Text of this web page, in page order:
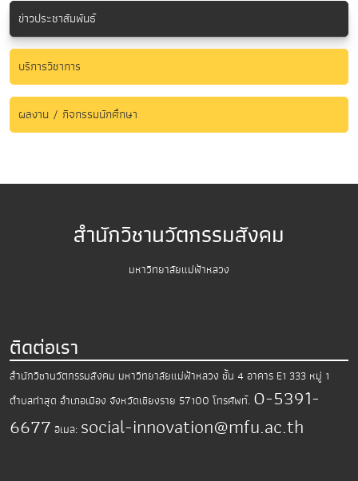
ข่าวประชาสัมพันธ์
บริการวิชาการ
ผลงาน / กิจกรรมนักศึกษา
สำนักวิชานวัตกรรมสังคม
มหาวิทยาลัยแม่ฟ้าหลวง
ติดต่อเรา
สำนักวิชานวัตกรรมสังคม มหาวิทยาลัยแม่ฟ้าหลวง ชั้น 4 อาคาร E1 333 หมู่ 1
ตำบลท่าสุด อำเภอเมือง จังหวัดเชียงราย 57100 โทรศัพท์. 0-5391-
6677 อีเมล: social-innovation@mfu.ac.th